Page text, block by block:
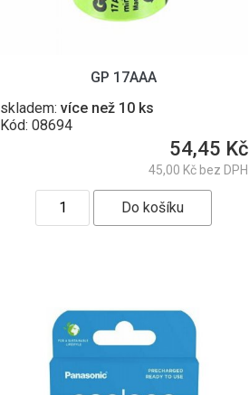
GP 17AAA
skladem: více než 10 ks
Kód: 08694
54,45 Kč
45,00 Kč bez DPH